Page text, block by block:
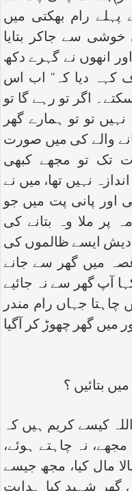
رام بھکتی میں
خوشی سے جاکر بتایا
انھوں نے گہرے دکھ
کہہ دیا کہ‘‘ اب اس
اگر تو رہے گا تو
تو تو ہمارے گھر
والے کی میں صورت
تک تو مجھے کبھی
نہیں تھا، میں نے
پانی پت میں جو
پر ملا وہ بتانے کی
ایسے ظالموں کی
میں گھر سے جانے
آپ گھر سے نہ جائیے
چاہتا جہاں رام مندر
میں گھر چھوڑ کر آگیا
بتائیں ؟
کیسے کریم ہیں کہ
نہ چاہتے ہوئے،
مال کیا، مجھ جیسے